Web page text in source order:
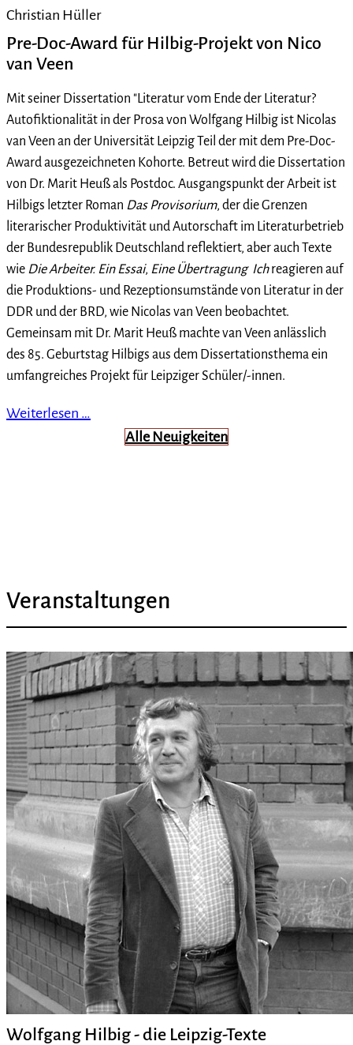
Christian Hüller
Pre-Doc-Award für Hilbig-Projekt von Nico
van Veen
Mit seiner Dissertation "Literatur vom Ende der Literatur?
Autofiktionalität in der Prosa von Wolfgang Hilbig ist Nicolas
van Veen an der Universität Leipzig Teil der mit dem Pre-Doc-
Award ausgezeichneten Kohorte. Betreut wird die Dissertation
von Dr. Marit Heuß als Postdoc. Ausgangspunkt der Arbeit ist
Hilbigs letzter Roman Das Provisorium, der die Grenzen
literarischer Produktivität und Autorschaft im Literaturbetrieb
der Bundesrepublik Deutschland reflektiert, aber auch Texte
wie Die Arbeiter. Ein Essai, Eine Übertragung Ichreagieren auf
die Produktions- und Rezeptionsumstände von Literatur in der
DDR und der BRD, wie Nicolas van Veen beobachtet.
Gemeinsam mit Dr. Marit Heuß machte van Veen anlässlich
des 85. Geburtstag Hilbigs aus dem Dissertationsthema ein
umfangreiches Projekt für Leipziger Schüler/-innen.
Weiterlesen …
Alle Neuigkeiten
Veranstaltungen
Wolfgang Hilbig - die Leipzig-Texte